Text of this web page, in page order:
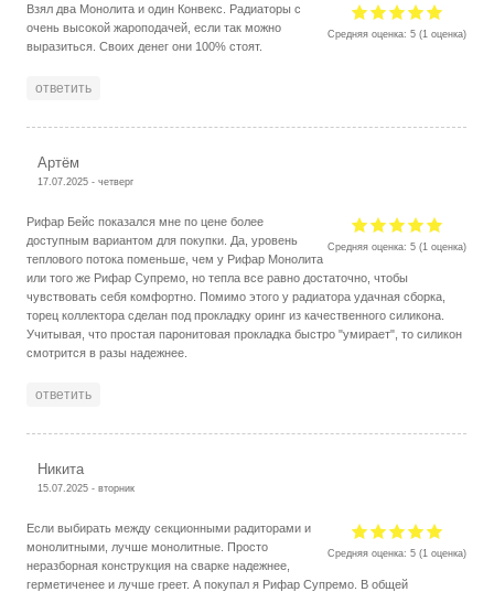
Средняя оценка:5 (1 оценка)
Взял два Монолита и один Конвекс. Радиаторы с
очень высокой жароподачей, если так можно
выразиться. Своих денег они 100% стоят.
ответить
Артём
17.07.2025 - четверг
Средняя оценка:5 (1 оценка)
Рифар Бейс показался мне по цене более
доступным вариантом для покупки. Да, уровень
теплового потока поменьше, чем у Рифар Монолита
или того же Рифар Супремо, но тепла все равно достаточно, чтобы
чувствовать себя комфортно. Помимо этого у радиатора удачная сборка,
торец коллектора сделан под прокладку оринг из качественного силикона.
Учитывая, что простая паронитовая прокладка быстро "умирает", то силикон
смотрится в разы надежнее.
ответить
Никита
15.07.2025 - вторник
Средняя оценка:5 (1 оценка)
Если выбирать между секционными радиторами и
монолитными, лучше монолитные. Просто
неразборная конструкция на сварке надежнее,
герметиченее и лучше греет. А покупал я Рифар Супремо. В общей